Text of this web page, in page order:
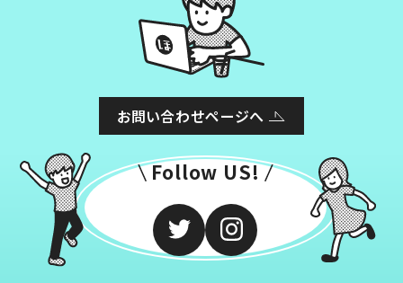
お問い合わせページへ
Follow US!